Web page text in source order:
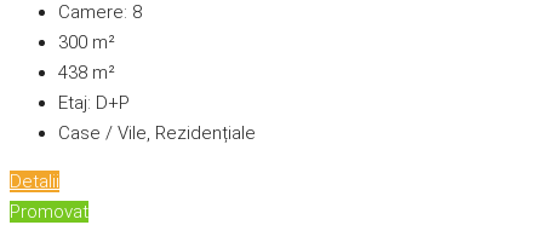
Camere: 8
300 m²
438 m²
Etaj: D+P
Case / Vile, Rezidențiale
Detalii
Promovat